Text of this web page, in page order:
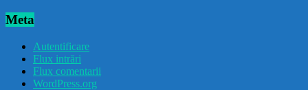
Meta
Autentificare
Flux intrări
Flux comentarii
WordPress.org